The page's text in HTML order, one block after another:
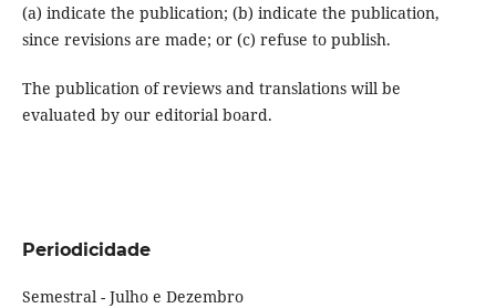
(a) indicate the publication; (b) indicate the publication,
since revisions are made; or (c) refuse to publish.
The publication of reviews and translations will be
evaluated by our editorial board.
Periodicidade
Semestral - Julho e Dezembro